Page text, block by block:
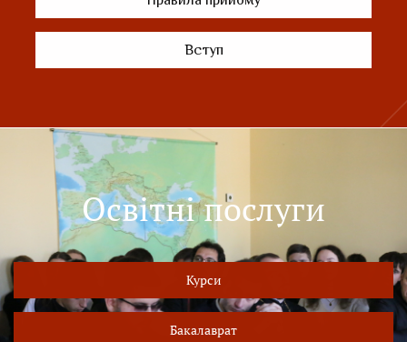
Вступ
Освітні послуги
Курси
Бакалаврат